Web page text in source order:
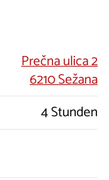
Prečna ulica 2
6210 Sežana
4 Stunden